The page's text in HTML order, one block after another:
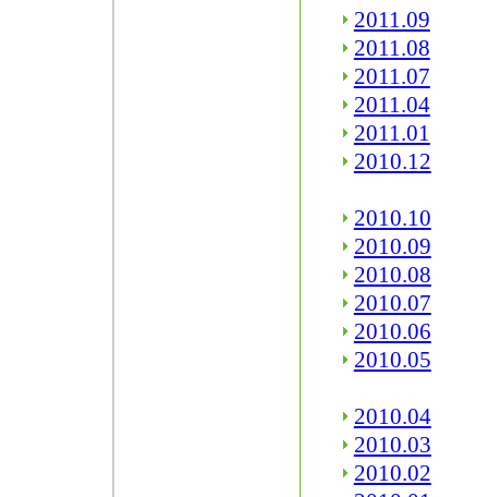
2011.09
2011.08
2011.07
2011.04
2011.01
2010.12
2010.10
2010.09
2010.08
2010.07
2010.06
2010.05
2010.04
2010.03
2010.02